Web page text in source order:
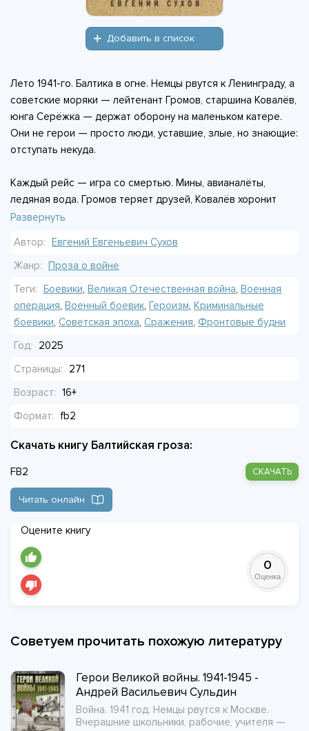
Добавить в список
Лето 1941-го. Балтика в огне. Немцы рвутся к Ленинграду, а
советские моряки — лейтенант Громов, старшина Ковалёв,
юнга Серёжка — держат оборону на маленьком катере.
Они не герои — просто люди, уставшие, злые, но знающие:
отступать некуда.
Каждый рейс — игра со смертью. Мины, авианалёты,
ледяная вода. Громов теряет друзей, Ковалёв хоронит
товарищей в чужом порту, Серёжка взрослеет за одну
приказ — идти в безнадёжную атаку, они идут.
Потому что за спиной — город. Потому что иначе нельзя.
Развернуть
Автор: Евгений Евгеньевич Сухов
Жанр: Проза о войне
Теги: Боевики, Великая Отечественная война, Военная
операция, Военный боевик, Героизм, Криминальные
боевики, Советская эпоха, Сражения, Фронтовые будни
Год:
2025
Страницы:
271
Возраст: 16+
Формат:
fb2
Скачать книгу Балтийская гроза:
FB2 СКАЧАТЬ
Читать онлайн
Оцените книгу
0
Оценка
Советуем прочитать похожую литературу
Герои Великой войны. 1941-1945 -
Андрей Васильевич Сульдин
Война. 1941 год. Немцы рвутся к Москве.
Вчерашние школьники, рабочие, учителя —